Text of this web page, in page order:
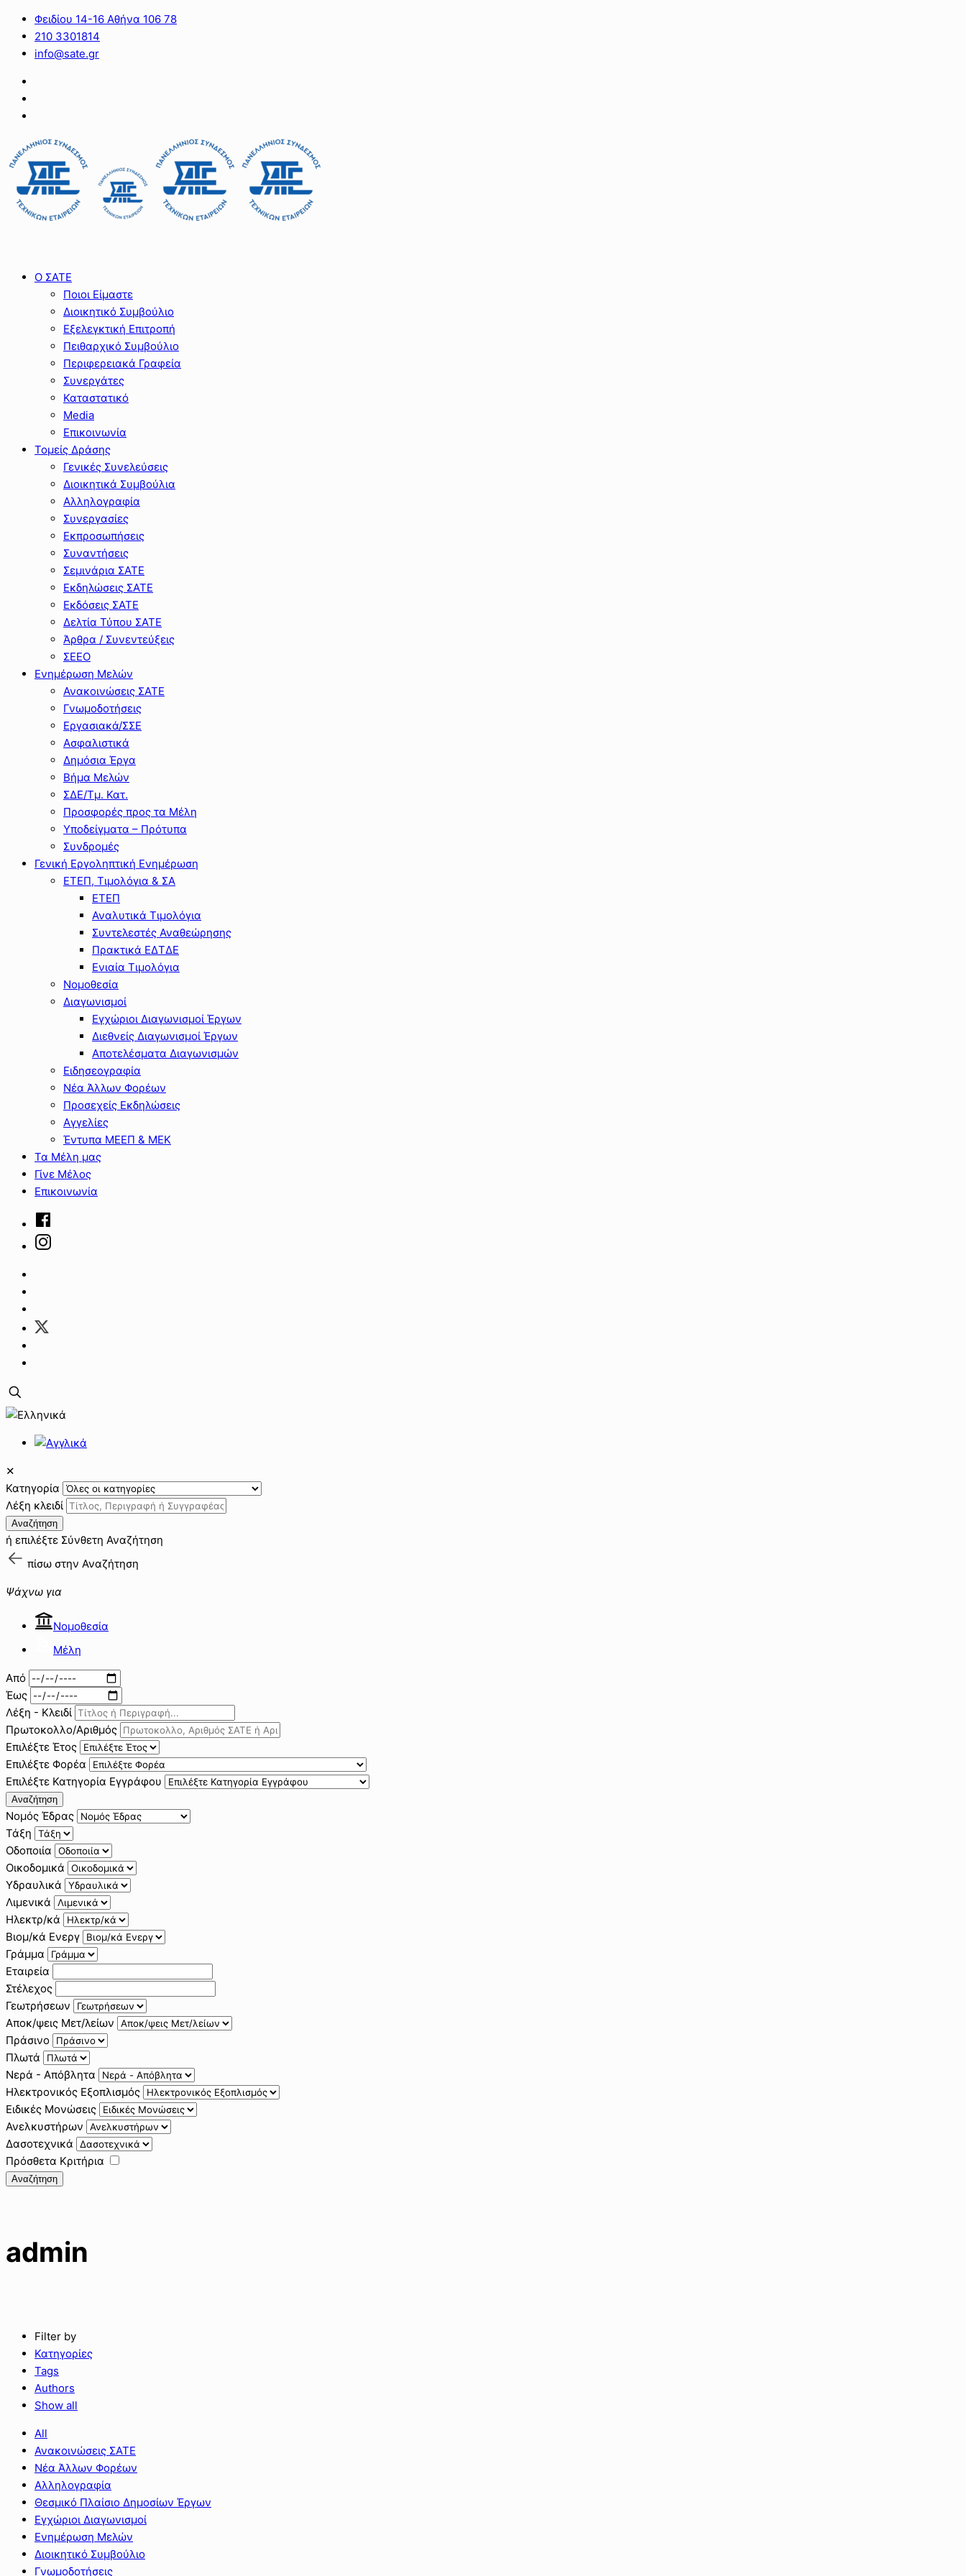
Φειδίου 14-16 Αθήνα 106 78
210 3301814
info@sate.gr
Ο ΣΑΤΕ
Ποιοι Είμαστε
Διοικητικό Συμβούλιο
Εξελεγκτική Επιτροπή
Πειθαρχικό Συμβούλιο
Περιφερειακά Γραφεία
Συνεργάτες
Καταστατικό
Media
Επικοινωνία
Τομείς Δράσης
Γενικές Συνελεύσεις
Διοικητικά Συμβούλια
Αλληλογραφία
Συνεργασίες
Εκπροσωπήσεις
Συναντήσεις
Σεμινάρια ΣΑΤΕ
Εκδηλώσεις ΣΑΤΕ
Εκδόσεις ΣΑΤΕ
Δελτία Τύπου ΣΑΤΕ
Άρθρα / Συνεντεύξεις
ΣΕΕΟ
Ενημέρωση Μελών
Ανακοινώσεις ΣΑΤΕ
Γνωμοδοτήσεις
Εργασιακά/ΣΣΕ
Ασφαλιστικά
Δημόσια Έργα
Βήμα Μελών
ΣΔΕ/Τμ. Κατ.
Προσφορές προς τα Μέλη
Υποδείγματα – Πρότυπα
Συνδρομές
Γενική Εργοληπτική Ενημέρωση
ΕΤΕΠ, Τιμολόγια & ΣΑ
ΕΤΕΠ
Αναλυτικά Τιμολόγια
Συντελεστές Αναθεώρησης
Πρακτικά ΕΔΤΔΕ
Ενιαία Τιμολόγια
Νομοθεσία
Διαγωνισμοί
Εγχώριοι Διαγωνισμοί Έργων
Διεθνείς Διαγωνισμοί Έργων
Αποτελέσματα Διαγωνισμών
Ειδησεογραφία
Νέα Άλλων Φορέων
Προσεχείς Εκδηλώσεις
Αγγελίες
Έντυπα ΜΕΕΠ & ΜΕΚ
Τα Μέλη μας
Γίνε Μέλος
Επικοινωνία
✕
Κατηγορία
Λέξη κλειδί
Αναζήτηση
ή επιλέξτε Σύνθετη Αναζήτηση
πίσω στην Αναζήτηση
Ψάχνω για
Νομοθεσία
Μέλη
Από
Έως
Λέξη - Κλειδί
Πρωτοκολλο/Αριθμός
Επιλέξτε Έτος
Επιλέξτε Φορέα
Επιλέξτε Κατηγορία Εγγράφου
Αναζήτηση
Νομός Έδρας
Τάξη
Οδοποιία
Οικοδομικά
Υδραυλικά
Λιμενικά
Ηλεκτρ/κά
Βιομ/κά Ενεργ
Γράμμα
Εταιρεία
Στέλεχος
Γεωτρήσεων
Αποκ/ψεις Μετ/λείων
Πράσινο
Πλωτά
Νερά - Απόβλητα
Ηλεκτρονικός Εξοπλισμός
Ειδικές Μονώσεις
Ανελκυστήρων
Δασοτεχνικά
Πρόσθετα Κριτήρια
Αναζήτηση
admin
Filter by
Κατηγορίες
Tags
Authors
Show all
All
Ανακοινώσεις ΣΑΤΕ
Νέα Άλλων Φορέων
Αλληλογραφία
Θεσμικό Πλαίσιο Δημοσίων Έργων
Εγχώριοι Διαγωνισμοί
Ενημέρωση Μελών
Διοικητικό Συμβούλιο
Γνωμοδοτήσεις